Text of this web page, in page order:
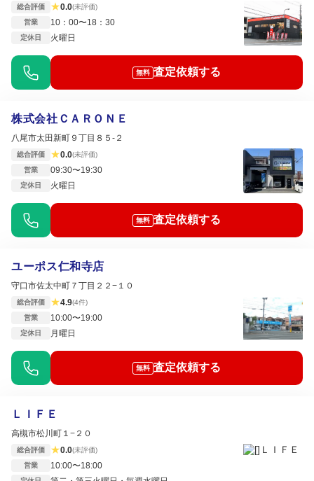
総合評価 ★0.0(未評価)
営業
10：00〜18：30
定休日 火曜日
無料 査定依頼する
株式会社ＣＡＲＯＮＥ
八尾市太田新町９丁目８５-２
総合評価 ★0.0(未評価)
営業
09:30〜19:30
定休日 火曜日
無料 査定依頼する
ユーポス仁和寺店
守口市佐太中町７丁目２２−１０
総合評価 ★4.9(4件)
営業
10:00〜19:00
定休日 月曜日
無料 査定依頼する
ＬＩＦＥ
高槻市松川町１−２０
総合評価 ★0.0(未評価)
営業
10:00〜18:00